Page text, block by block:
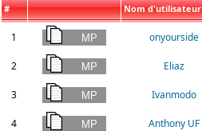
# Nom d'utilisateur
1 onyourside
2 Eliaz
3 Ivanmodo
4 Anthony UF